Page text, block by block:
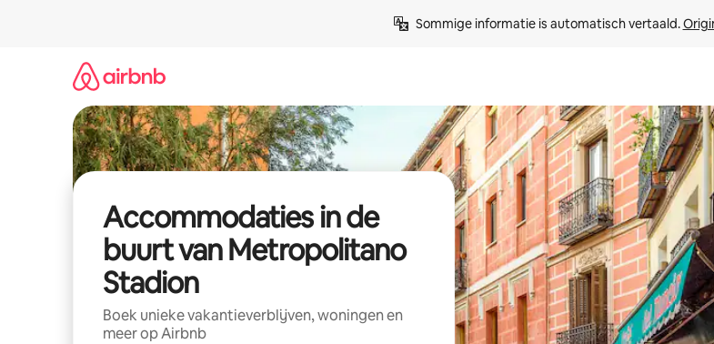
Sommige informatie is automatisch vertaald.
Accommodaties in de
buurt van Metropolitano
Stadion
Boek unieke vakantieverblijven, woningen en
meer op Airbnb